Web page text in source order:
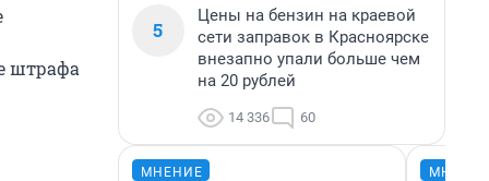
штрафа
5
Цены на бензин на краевой
сети заправок в Красноярске
внезапно упали больше чем
на 20 рублей
14 336 60
МНЕНИЕ